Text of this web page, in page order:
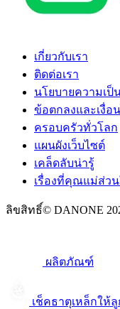
เกี่ยวกับเรา
ติดต่อเรา
นโยบายความเป็
ข้อตกลงและเงื่อ
ครอบครัวทั่วโลก
แผนผังเว็บไซต์
เคล็ดลับน่ารู้
เรื่องที่คุณแม่ส่ว
ลิขสิทธิ์© DANONE
ผลิตภัณฑ์
เช็คธาตุเหล็กให้ลู